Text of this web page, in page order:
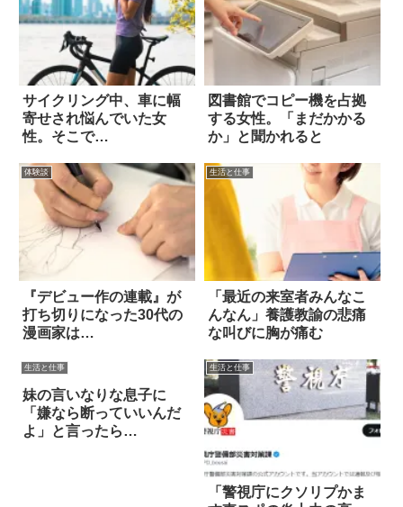
サイクリング中、車に幅
寄せされ悩んでいた女
性。そこで…
図書館でコピー機を占拠
する女性。「まだかかる
か」と聞かれると
体験談
『デビュー作の連載』が
打ち切りになった30代の
漫画家は…
生活と仕事
「最近の来室者みんなこ
んなん」養護教諭の悲痛
な叫びに胸が痛む
生活と仕事
妹の言いなりな息子に
「嫌なら断っていいんだ
よ」と言ったら…
生活と仕事
「警視庁にクソリプかま